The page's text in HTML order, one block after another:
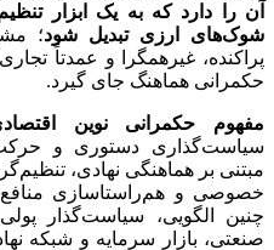
آن را دارد که به یک ابزار
شوک‌های ارزی تبدیل شود؛
پراکنده، غیرهمگرا و عمدتاً
حکمرانی هماهنگ جای گیرد.
مفهوم حکمرانی نوین
سیاست‌گذاری دستوری و
مبتنی بر هماهنگی نهادی،
خصوصی و هم‌راستاسازی منافع
چنین الگویی، سیاست‌گذار
صنعتی، بازار سرمایه و شبکه